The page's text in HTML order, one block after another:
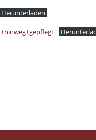
Herunterladen